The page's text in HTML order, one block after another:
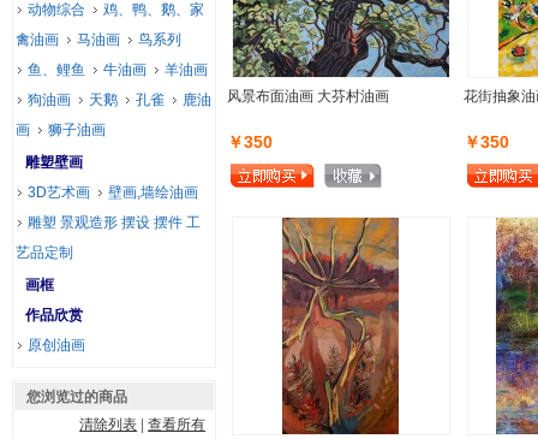
风景布面油画 大芬村油画
￥350
花街抽象
￥350
动物综合
鸡、鸭、鹅、家
禽油画
马油画
鸟系列
鱼、鲤鱼
牛油画
羊油画
狗油画
天鹅 孔雀
鹿油
画
狮子油画
雕塑壁画
3D艺术画
壁画,墙绘油画
雕塑 景观造形 摆设 摆件 工
艺品定制
画框
作品欣赏
原创油画
您浏览过的商品
清除列表 |查看所有